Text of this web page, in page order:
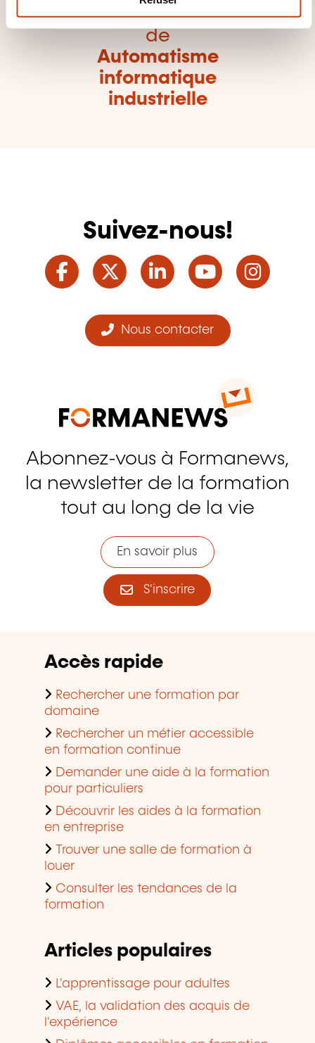
n
tous les domaines
de
Automatisme
informatique
industrielle
Suivez-nous!
Facebook
TwitterLinkedInYouTube
Nous contacter
Abonnez-vous à Formanews,
la newsletter de la formation
tout au long de la vie
En savoir plus
S'inscrire
Accès rapide
Rechercher une formation par
domaine
Rechercher un métier accessible
en formation continue
Demander une aide à la formation
pour particuliers
Découvrir les aides à la formation
en entreprise
Trouver une salle de formation à
louer
Consulter les tendances de la
formation
Articles populaires
L'apprentissage pour adultes
VAE, la validation des acquis de
l'expérience